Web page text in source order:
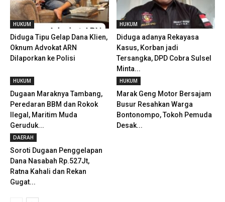
HUKUM
Diduga Tipu Gelap Dana Klien,
Oknum Advokat ARN
Dilaporkan ke Polisi
HUKUM
Diduga adanya Rekayasa
Kasus, Korban jadi
Tersangka, DPD Cobra Sulsel
Minta...
HUKUM
Dugaan Maraknya Tambang,
Peredaran BBM dan Rokok
Ilegal, Maritim Muda
Geruduk...
HUKUM
Marak Geng Motor Bersajam
Busur Resahkan Warga
Bontonompo, Tokoh Pemuda
Desak...
DAERAH
Soroti Dugaan Penggelapan
Dana Nasabah Rp.527Jt,
Ratna Kahali dan Rekan
Gugat...